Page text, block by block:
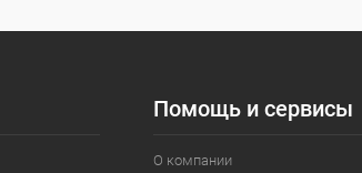
Помощь и сервисы
О компании